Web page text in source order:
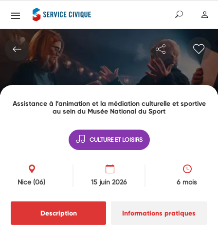
Assistance à l’animation et la médiation culturelle et sportive
au sein du Musée National du Sport
CULTURE ET LOISIRS
Nice(06) 15 juin 2026 6 mois
Description Informations pratiques